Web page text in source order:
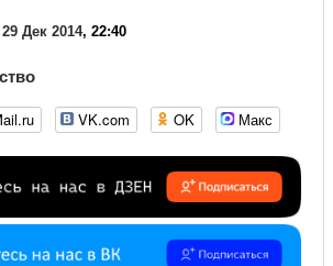
29 Дек 2014, 22:40
VK.com OK Макс